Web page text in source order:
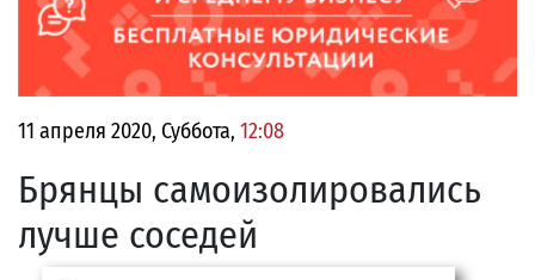
11 апреля 2020, Суббота, 12:08
Брянцы самоизолировались
лучше соседей